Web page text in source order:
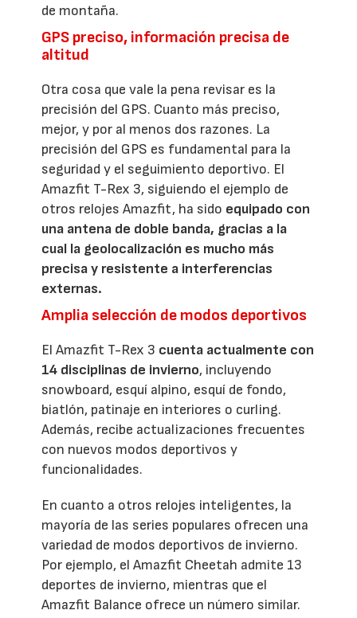
de montaña.
GPS preciso, información precisa de
altitud
Otra cosa que vale la pena revisar es la
precisión del GPS. Cuanto más preciso,
mejor, y por al menos dos razones. La
precisión del GPS es fundamental para la
seguridad y el seguimiento deportivo. El
Amazfit T-Rex 3, siguiendo el ejemplo de
otros relojes Amazfit, ha sido equipado con
una antena de doble banda, gracias a la
cual la geolocalización es mucho más
precisa y resistente a interferencias
externas.
Amplia selección de modos deportivos
El Amazfit T-Rex 3 cuenta actualmente con
14 disciplinas de invierno, incluyendo
snowboard, esquí alpino, esquí de fondo,
biatlón, patinaje en interiores o curling.
Además, recibe actualizaciones frecuentes
con nuevos modos deportivos y
funcionalidades.
En cuanto a otros relojes inteligentes, la
mayoría de las series populares ofrecen una
variedad de modos deportivos de invierno.
Por ejemplo, el Amazfit Cheetah admite 13
deportes de invierno, mientras que el
Amazfit Balance ofrece un número similar.